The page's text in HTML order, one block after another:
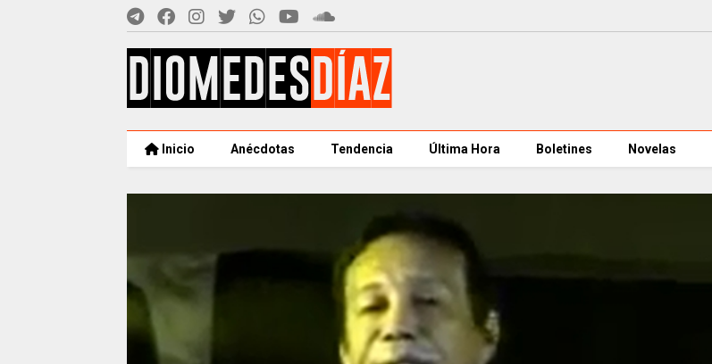
Inicio Anécdotas Tendencia Última Hora Boletines Novelas